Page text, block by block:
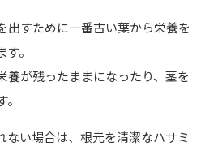
出すために一番古い葉から栄養を
。
養が残ったままになったり、茎を
ない場合は、根元を清潔なハサミ